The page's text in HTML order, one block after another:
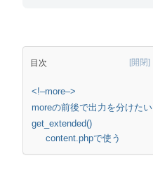
目次
<!–more–>
moreの前後で出力を分けたい
get_extended()
content.phpで使う